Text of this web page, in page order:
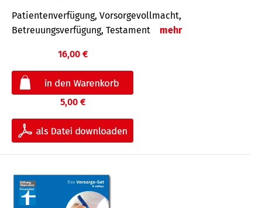
Patientenverfügung, Vorsorgevollmacht,
Betreuungsverfügung, Testament
mehr
16,00 €
5,00 €